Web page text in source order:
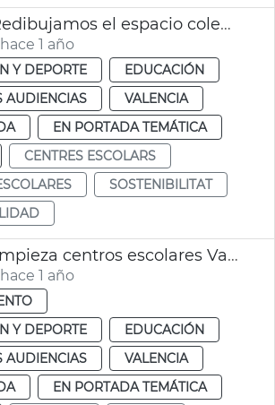
Proyecto Redibujamos el espacio colegios València
1 año
Y DEPORTE
EDUCACIÓN
AUDIENCIAS
VALENCIA
EN PORTADA TEMÁTICA
CENTRES ESCOLARS
SOSTENIBILITAT
Contrato limpieza centros escolares València
1 año
Y DEPORTE
EDUCACIÓN
AUDIENCIAS
VALENCIA
EN PORTADA TEMÁTICA